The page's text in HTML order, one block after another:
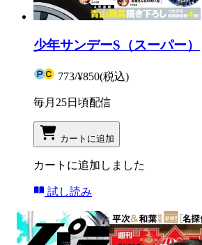
少年サンデーS（スーパー）
773/¥850(税込)
毎月25日頃配信
カートに追加
カートに追加しました
試し読み